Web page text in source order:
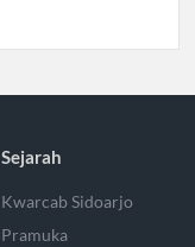
Sejarah
Kwarcab Sidoarjo
Pramuka